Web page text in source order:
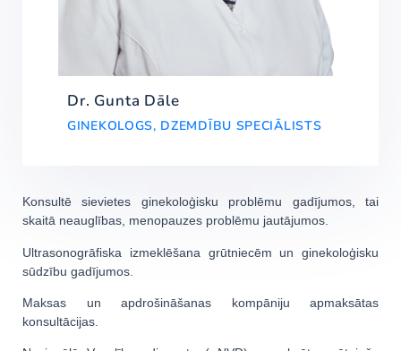
Dr. Gunta Dāle
GINEKOLOGS, DZEMDĪBU SPECIĀLISTS
Konsultē sievietes ginekoloģisku problēmu gadījumos, tai
skaitā neauglības, menopauzes problēmu jautājumos.
Ultrasonogrāfiska izmeklēšana grūtniecēm un ginekoloģisku
sūdzību gadījumos.
Maksas un apdrošināšanas kompāniju apmaksātas
konsultācijas.